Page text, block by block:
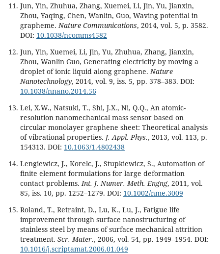
Jun, Yin, Zhuhua, Zhang, Xuemei, Li, Jin, Yu, Jianxin,
Zhou, Yaqing, Chen, Wanlin, Guo, Waving potential in
grapheme.Nature Communications, 2014, vol. 5, p. 3582.
DOI: 10.1038/ncomms4582
Jun, Yin, Xuemei, Li, Jin, Yu, Zhuhua, Zhang, Jianxin,
Zhou, Wanlin Guo, Generating electricity by moving a
droplet of ionic liquid along graphene.Nature
Nanotechnology, 2014, vol. 9, iss. 5, pp. 378–383. DOI:
10.1038/nnano.2014.56
Lei, X.W., Natsuki, T., Shi, J.X., Ni, Q.Q., An atomic-
resolution nanomechanical mass sensor based on
circular monolayer graphene sheet: Theoretical analysis
of vibrational properties. J. Appl. Phys., 2013, vol. 113, p.
154313. DOI: 10.1063/1.4802438
Lengiewicz, J., Korelc, J., Stupkiewicz, S., Automation of
finite element formulations for large deformation
contact problems.Int. J. Numer. Meth. Engng, 2011, vol.
85, iss. 10, pp. 1252–1279. DOI: 10.1002/nme.3009
Roland, T., Retraint, D., Lu, K., Lu, J., Fatigue life
improvement through surface nanostructuring of
stainless steel by means of surface mechanical attrition
treatment. Scr. Mater., 2006, vol. 54, pp. 1949–1954. DOI:
10.1016/j.scriptamat.2006.01.049